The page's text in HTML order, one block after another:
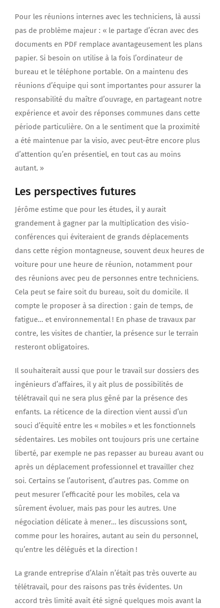
Pour les réunions internes avec les techniciens, là aussi
pas de problème majeur : « le partage d’écran avec des
documents en PDF remplace avantageusement les plans
papier. Si besoin on utilise à la fois l’ordinateur de
bureau et le téléphone portable. On a maintenu des
réunions d’équipe qui sont importantes pour assurer la
responsabilité du maître d’ouvrage, en partageant notre
expérience et avoir des réponses communes dans cette
période particulière. On a le sentiment que la proximité
a été maintenue par la visio, avec peut-être encore plus
d’attention qu’en présentiel, en tout cas au moins
autant. »
Les perspectives futures
Jérôme estime que pour les études, il y aurait
grandement à gagner par la multiplication des visio-
conférences qui éviteraient de grands déplacements
dans cette région montagneuse, souvent deux heures de
voiture pour une heure de réunion, notamment pour
des réunions avec peu de personnes entre techniciens.
Cela peut se faire soit du bureau, soit du domicile. Il
compte le proposer à sa direction : gain de temps, de
fatigue… et environnemental ! En phase de travaux par
contre, les visites de chantier, la présence sur le terrain
resteront obligatoires.
Il souhaiterait aussi que pour le travail sur dossiers des
ingénieurs d’affaires, il y ait plus de possibilités de
télétravail qui ne sera plus gêné par la présence des
enfants. La réticence de la direction vient aussi d’un
souci d’équité entre les « mobiles » et les fonctionnels
sédentaires. Les mobiles ont toujours pris une certaine
liberté, par exemple ne pas repasser au bureau avant ou
après un déplacement professionnel et travailler chez
soi. Certains se l’autorisent, d’autres pas. Comme on
peut mesurer l’efficacité pour les mobiles, cela va
sûrement évoluer, mais pas pour les autres. Une
négociation délicate à mener… les discussions sont,
comme pour les horaires, autant au sein du personnel,
qu’entre les délégués et la direction !
La grande entreprise d’Alain n’était pas très ouverte au
télétravail, pour des raisons pas très évidentes. Un
accord très limité avait été signé quelques mois avant la